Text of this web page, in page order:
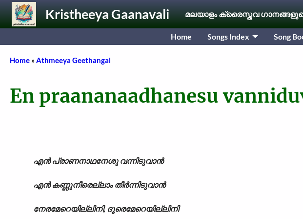
Skip to main contentKristheeya Gaanavali മലയാളം ക്രൈസ്തവ
Home Songs Index Song
Breadcrumb
Home Athmeeya Geethangal
En praananaadhanesu
എൻ പ്രാണനാഥനേശു വന്നിടുവാൻ
എൻ കണ്ണുനീരെല്ലാം തീർന്നിടുവാൻ
നേരമേറെയില്ലിനി, ദൂരെമേറെയില്ലിനി